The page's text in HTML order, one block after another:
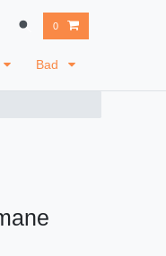
0
Bad